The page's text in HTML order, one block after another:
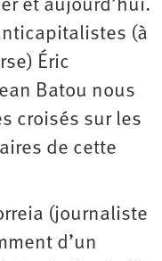
et aujourd’hui.
(à
Éric
Batou nous
croisés sur les
de cette
(journaliste
d’un